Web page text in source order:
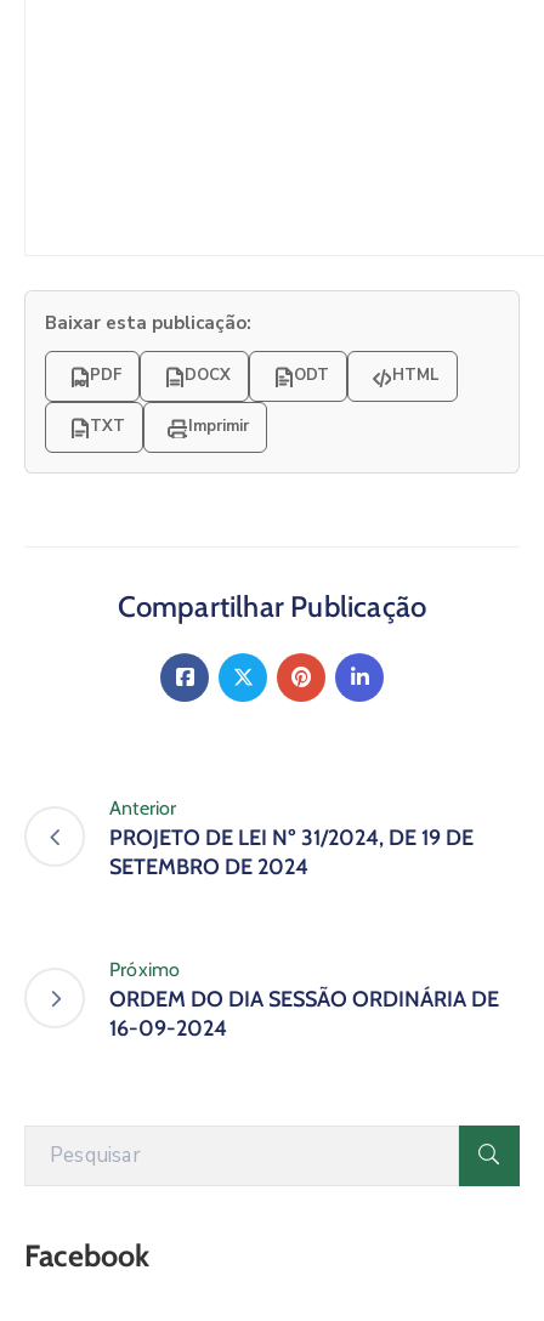
Baixar esta publicação:
PDF DOCX ODT HTML
TXT Imprimir
Compartilhar Publicação
Anterior
PROJETO DE LEI Nº 31/2024, DE 19 DE
SETEMBRO DE 2024
Próximo
ORDEM DO DIA SESSÃO ORDINÁRIA DE
16-09-2024
Facebook